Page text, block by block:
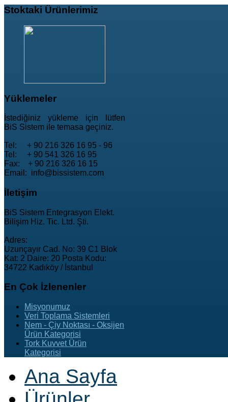
Stoktaki Ürünlerimiz
Yüklemeler
İstediğiniz yükleme için lütfen
BiS Sistem ile temasa geçiniz.
Tel: + 90 216 326 16 95 - 96
Tel: + 90 541 326 16 95
Fax: + 90 216 326 16 15
Email: info@bissistem.com
İletişim
BiS Sistem Entegrasyon Elekt.
Bilişim Hiz. Tic. Ltd. Şti.
Adres:
Uzunçayır Cad. No: 39 C1 Blok
Kat: 2 Daire: 20 Posta Kodu:
34722 Kadıköy / İstanbul
En Çok İzlenenler
Misyonumuz
Veri Toplama Sistemleri
Nem - Çiy Noktası - Oksijen
Ürün Kategorisi
Tork Kuvvet Ürün
Kategorisi
Ana Sayfa